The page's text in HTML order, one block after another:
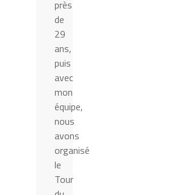
près
de
29
ans,
puis
avec
mon
équipe,
nous
avons
organisé
le
Tour